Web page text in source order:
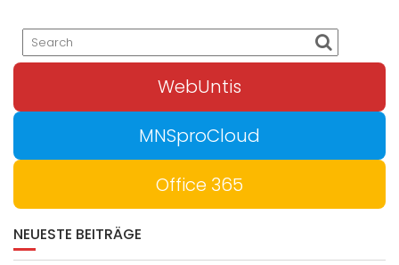
WebUntis
MNSproCloud
Office 365
NEUESTE BEITRÄGE